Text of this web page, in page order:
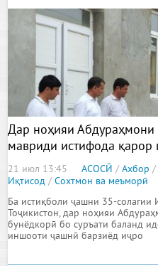
Дар ноҳияи
мавриди истифода қарор
21 июл 13:45 АСОСӢ /Ахбор /
Иқтисод /Сохтмон ва меъморӣ
Ба истиқболи ҷашни 35-солагии
Тоҷикистон, дар ноҳияи
бунёдкорӣ бо суръати баланд
иншооти ҷашнӣ барзиёд иҷро